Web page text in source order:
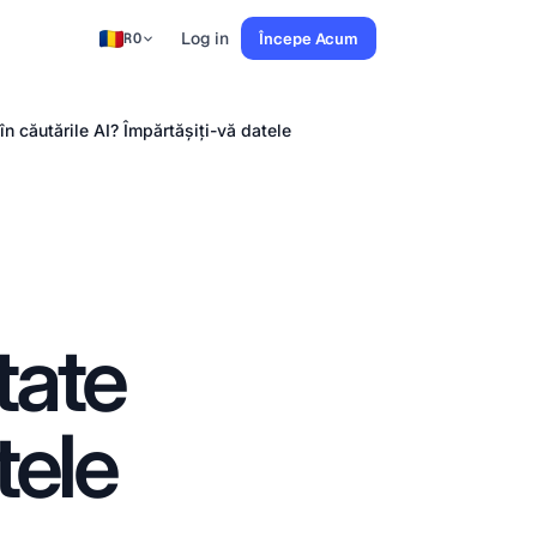
RO Log in Începe Acum
căutările AI? Împărtășiți-vă datele